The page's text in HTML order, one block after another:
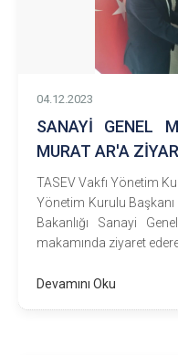
04.12.2023
SANAYİ GENEL
MURAT AR'A
TASEV Vakfı Yönetim
Yönetim Kurulu
Bakanlığı Sanayi
makamında ziyaret
Devamını Oku